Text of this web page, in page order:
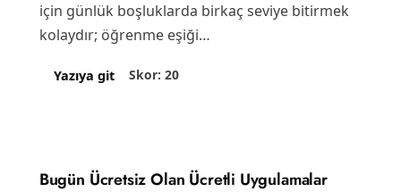
için günlük boşluklarda birkaç seviye bitirmek
kolaydır; öğrenme eşiği…
Yazıya git Skor: 20
Bugün Ücretsiz Olan Ücretli Uygulamalar